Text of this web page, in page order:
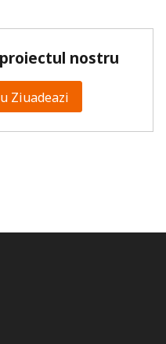
nostru
Ziuadeazi